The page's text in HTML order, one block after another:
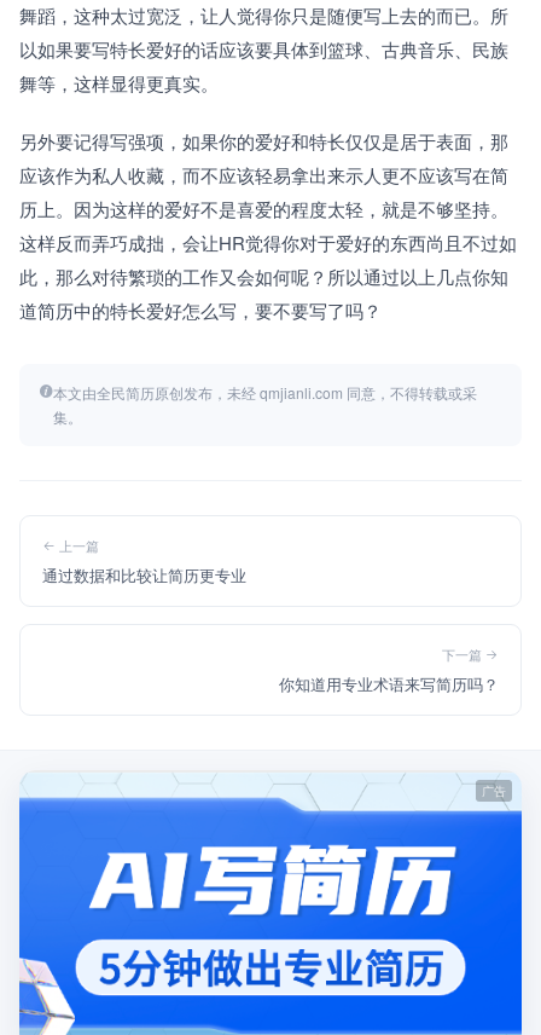
舞蹈，这种太过宽泛，让人觉得你只是随便写上去的而已。所
以如果要写特长爱好的话应该要具体到篮球、古典音乐、民族
舞等，这样显得更真实。
另外要记得写强项，如果你的爱好和特长仅仅是居于表面，那
应该作为私人收藏，而不应该轻易拿出来示人更不应该写在简
历上。因为这样的爱好不是喜爱的程度太轻，就是不够坚持。
这样反而弄巧成拙，会让HR觉得你对于爱好的东西尚且不过如
此，那么对待繁琐的工作又会如何呢？所以通过以上几点你知
道简历中的特长爱好怎么写，要不要写了吗？
本文由全民简历原创发布，未经 qmjianli.com 同意，不得转载或采
集。
上一篇
通过数据和比较让简历更专业
下一篇
你知道用专业术语来写简历吗？